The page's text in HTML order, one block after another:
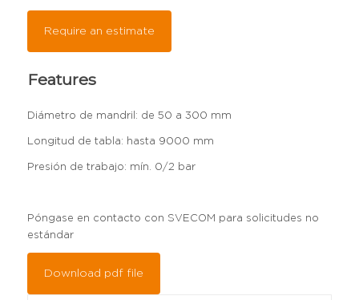
Require an estimate
Features
Diámetro de mandril: de 50 a 300 mm
Longitud de tabla: hasta 9000 mm
Presión de trabajo: mín. 0/2 bar
Póngase en contacto con SVECOM para solicitudes no
estándar
Download pdf file